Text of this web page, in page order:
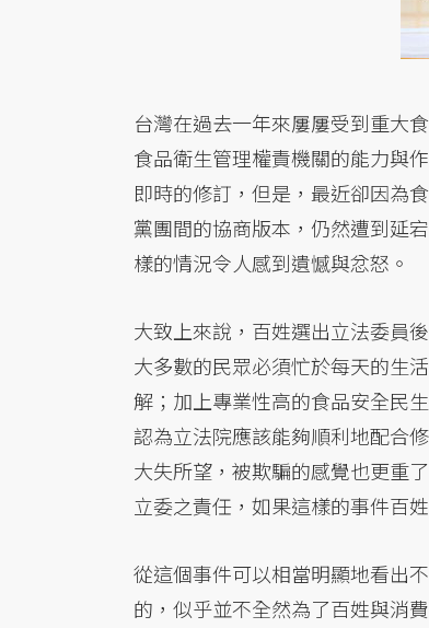
台灣在過去一年來屢屢受到重大
食品衛生管理權責機關的能力與
即時的修訂，但是，最近卻因為
黨團間的協商版本，仍然遭到延
樣的情況令人感到遺憾與忿怒。
大致上來說，百姓選出立法委員
大多數的民眾必須忙於每天的生
解；加上專業性高的食品安全民
認為立法院應該能夠順利地配合
大失所望，被欺騙的感覺也更重
立委之責任，如果這樣的事件百
從這個事件可以相當明顯地看出
的，似乎並不全然為了百姓與消